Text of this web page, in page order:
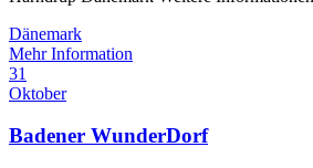
Dänemark
Mehr Information
31
Oktober
Badener WunderDorf